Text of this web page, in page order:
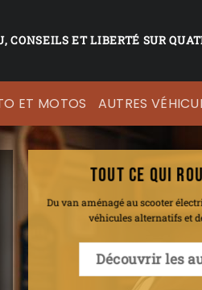
CONSEILS ET LIBERTÉ SUR
ET MOTOS AUTRES
TOUT CE QUI
Du van aménagé au scooter
véhicules alternatifs et
Découvrir les